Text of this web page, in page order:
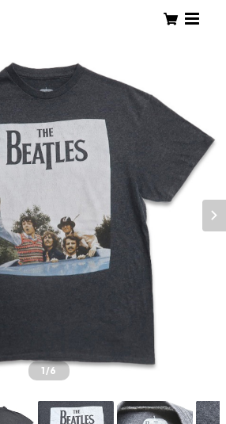
1/6